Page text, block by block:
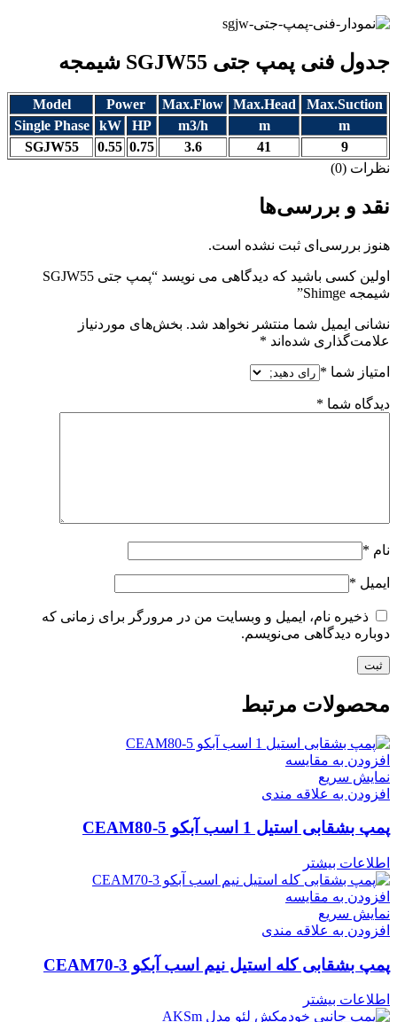
جدول فنی پمپ جتی SGJW55 شیمجه
Model Power Max.Flow Max.Head
Max.Suction
Single Phase
kW HP m3/h m
m
SGJW55
0.55 0.75 3.6 41
9
نظرات (0)
نقد و بررسی‌ها
هنوز بررسی‌ای ثبت نشده است.
اولین کسی باشید که دیدگاهی می نویسد “پمپ جتی SGJW55
شیمجه Shimge”
نشانی ایمیل شما منتشر نخواهد شد. بخش‌های موردنیاز
علامت‌گذاری شده‌اند *
امتیاز شما *
دیدگاه شما *
نام *
ایمیل *
ذخیره نام، ایمیل و وبسایت من در مرورگر برای زمانی که
دوباره دیدگاهی می‌نویسم.
محصولات مرتبط
افزودن به مقایسه
نمایش سریع
افزودن به علاقه مندی
پمپ بشقابی استیل 1 اسب آبکو CEAM80-5
اطلاعات بیشتر
افزودن به مقایسه
نمایش سریع
افزودن به علاقه مندی
پمپ بشقابی کله استیل نیم اسب آبکو CEAM70-3
اطلاعات بیشتر